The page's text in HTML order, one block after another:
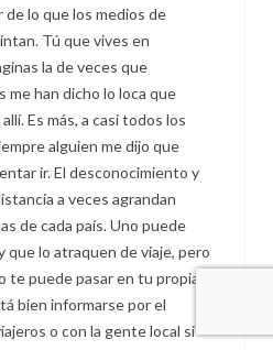
lo que los medios de
Tú que vives en
la de veces que
me han dicho lo loca que
Es más, a casi todos los
alguien me dijo que
ir. El desconocimiento y
a veces agrandan
de cada país. Uno puede
que lo atraquen de viaje, pero
te puede pasar en tu propia
bien informarse por el
o con la gente local si